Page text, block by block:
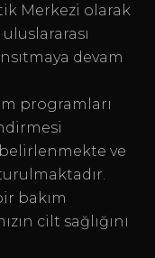
Merkezi olarak
devam
programları
ve
bakım
cilt sağlığını